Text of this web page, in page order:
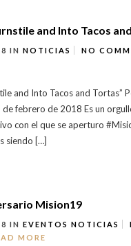
and Into Tacos
IN NOTICIAS NO
and Into Tacos and Tortas”
de febrero de 2018 Es un
con el que se aperturo
siendo […]
Mision19
IN EVENTOS NOTICIAS
MORE